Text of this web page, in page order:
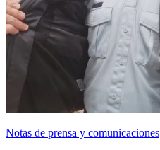
Notas de prensa y comunicaciones